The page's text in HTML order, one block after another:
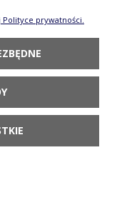
POWIADOM O
DOSTĘPNOŚCI
Polityce prywatności.